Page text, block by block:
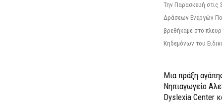
Την Παρασκευή
Δράσεων Ενεργών
βρεθήκαμε στο
Κηδεμόνων του
Μια πράξη
Νηπιαγωγείο
Dyslexia Center